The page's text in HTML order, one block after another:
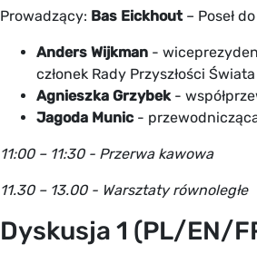
Prowadzący: Bas Eickhout– Poseł
Anders Wijkman -
członek Rady Przyszłości Świata
Agnieszka Grzybek-
Jagoda Munic -
11:00 – 11:30 - Przerwa kawowa
11.30 – 13.00 - Warsztaty równoległe
Dyskusja 1 (PL/EN/